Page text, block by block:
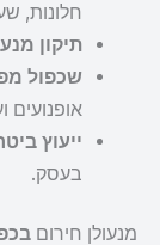
חלונות,
תיקון
שכפול
אופנועים
ייעוץ
בעסק.
מנעולן חירום